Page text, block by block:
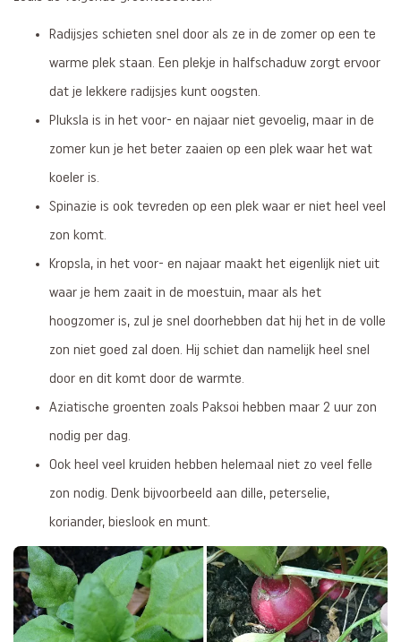
Radijsjes schieten snel door als ze in de zomer op een te
warme plek staan. Een plekje in halfschaduw zorgt ervoor
dat je lekkere radijsjes kunt oogsten.
Pluksla is in het voor- en najaar niet gevoelig, maar in de
zomer kun je het beter zaaien op een plek waar het wat
koeler is.
Spinazie is ook tevreden op een plek waar er niet heel veel
zon komt.
Kropsla, in het voor- en najaar maakt het eigenlijk niet uit
waar je hem zaait in de moestuin, maar als het
hoogzomer is, zul je snel doorhebben dat hij het in de volle
zon niet goed zal doen. Hij schiet dan namelijk heel snel
door en dit komt door de warmte.
Aziatische groenten zoals Paksoi hebben maar 2 uur zon
nodig per dag.
Ook heel veel kruiden hebben helemaal niet zo veel felle
zon nodig. Denk bijvoorbeeld aan dille, peterselie,
koriander, bieslook en munt.